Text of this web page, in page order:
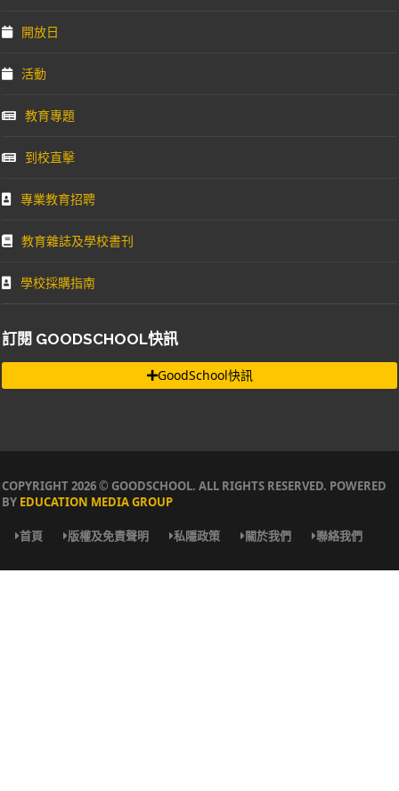
開放日
活動
教育專題
到校直擊
專業教育招聘
教育雜誌及學校書刊
學校採購指南
訂閱 GOODSCHOOL快訊
GoodSchool快訊
COPYRIGHT 2026 © GOODSCHOOL. ALL RIGHTS RESERVED. POWERED
BY EDUCATION MEDIA GROUP
首頁 版權及免責聲明 私隱政策 關於我們 聯絡我們